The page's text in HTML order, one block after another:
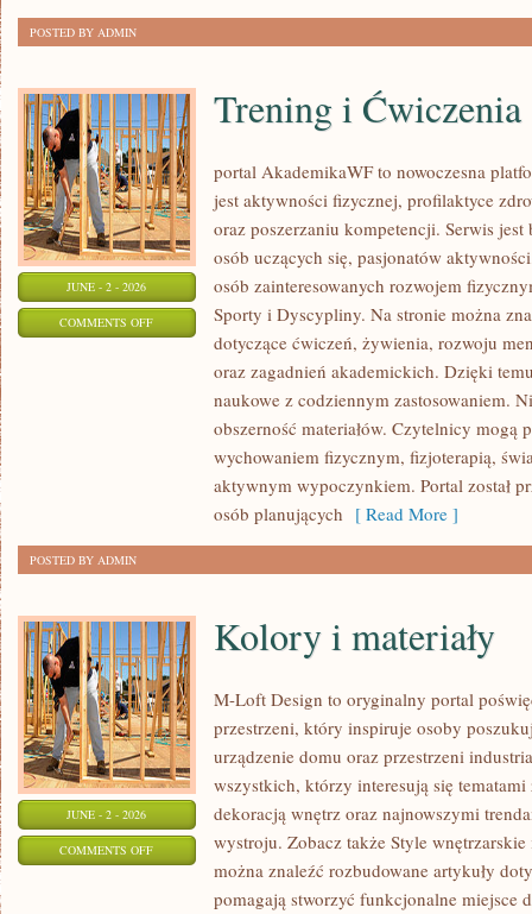
POSTED BY ADMIN
JUNE - 2 - 2026
COMMENTS OFFON
ĆWICZENIA
Trening i Ćwiczenia
portal AkademikaWF to nowoczesna
jest aktywności fizycznej, profilaktyce
oraz poszerzaniu kompetencji. Serwis
osób uczących się, pasjonatów
osób zainteresowanych rozwojem
Sporty i Dyscypliny. Na stronie można
dotyczące ćwiczeń, żywienia, rozwoju
oraz zagadnień akademickich. Dzięki
naukowe z codziennym zastosowaniem.
obszerność materiałów. Czytelnicy mogą
wychowaniem fizycznym, fizjoterapią,
aktywnym wypoczynkiem. Portal został
osób planujących [ Read More ]
POSTED BY ADMIN
JUNE - 2 - 2026
COMMENTS OFFON
Kolory i materiały
M-Loft Design to oryginalny portal
przestrzeni, który inspiruje osoby
urządzenie domu oraz przestrzeni
wszystkich, którzy interesują się
dekoracją wnętrz oraz najnowszymi
wystroju. Zobacz także Style
można znaleźć rozbudowane artykuły
pomagają stworzyć funkcjonalne miejsce